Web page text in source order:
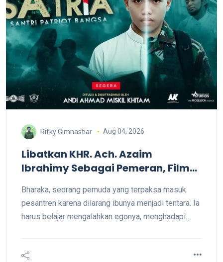
Rifky Gimnastiar Aug 04, 2026
Libatkan KHR. Ach. Azaim
Ibrahimy Sebagai Pemeran, Film
Bharaka, seorang pemuda yang terpaksa masuk
pesantren karena dilarang ibunya menjadi tentara. Ia
harus belajar mengalahkan egonya, menghadapi
menjadi prajurit TNI. "Tidak semua jalan menuju cita-